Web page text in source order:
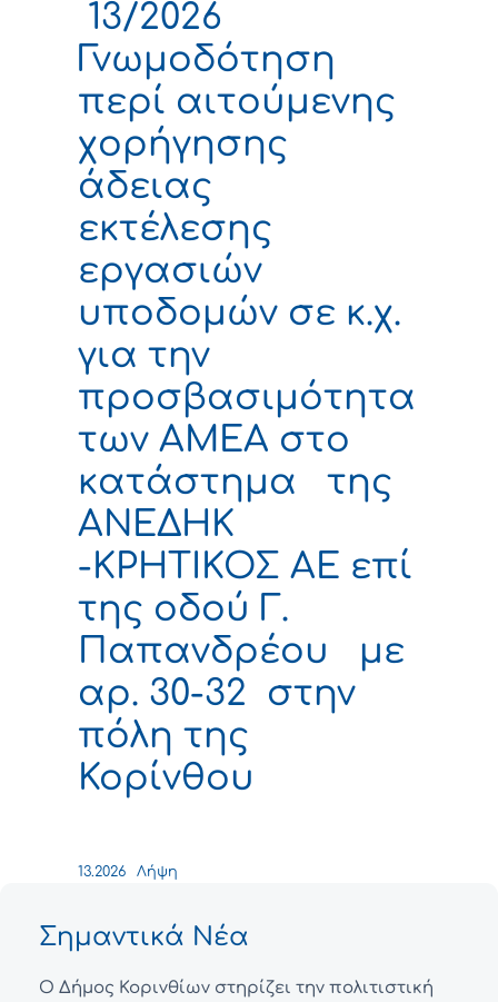
13/2026
Γνωμοδότηση
περί αιτούμενης
χορήγησης
άδειας
εκτέλεσης
εργασιών
υποδομών σε κ.χ.
για την
προσβασιμότητα
των ΑΜΕΑ στο
κατάστημα της
ΑΝΕΔΗΚ
-ΚΡΗΤΙΚΟΣ ΑΕ επί
της οδού Γ.
Παπανδρέου με
αρ. 30-32 στην
πόλη της
Κορίνθου
13.2026 Λήψη
Σημαντικά Νέα
Ο Δήμος Κορινθίων στηρίζει την πολιτιστική